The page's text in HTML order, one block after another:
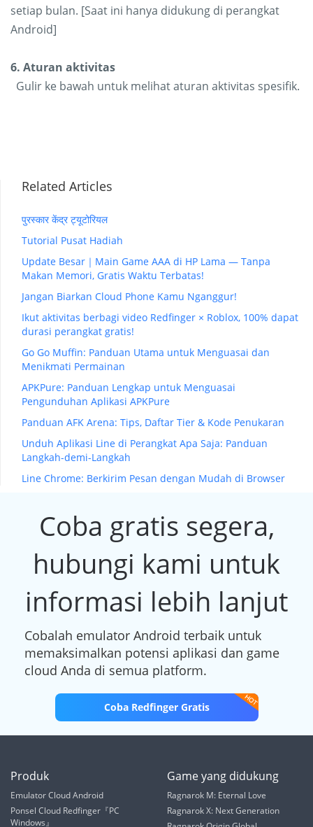
setiap bulan. [Saat ini hanya didukung di perangkat
Android]
6. Aturan aktivitas
Gulir ke bawah untuk melihat aturan aktivitas spesifik.
Related Articles
पुरस्कार केंद्र ट्यूटोरियल
Tutorial Pusat Hadiah
Update Besar｜Main Game AAA di HP Lama — Tanpa
Makan Memori, Gratis Waktu Terbatas!
Jangan Biarkan Cloud Phone Kamu Nganggur!
Ikut aktivitas berbagi video Redfinger × Roblox, 100% dapat
durasi perangkat gratis!
Go Go Muffin: Panduan Utama untuk Menguasai dan
Menikmati Permainan
APKPure: Panduan Lengkap untuk Menguasai
Pengunduhan Aplikasi APKPure
Panduan AFK Arena: Tips, Daftar Tier & Kode Penukaran
Unduh Aplikasi Line di Perangkat Apa Saja: Panduan
Langkah-demi-Langkah
Line Chrome: Berkirim Pesan dengan Mudah di Browser
Coba gratis segera,
hubungi kami untuk
informasi lebih lanjut
Cobalah emulator Android terbaik untuk
memaksimalkan potensi aplikasi dan game
cloud Anda di semua platform.
Coba Redfinger Gratis
Produk
Emulator Cloud Android
Ponsel Cloud Redfinger『PC
Windows』
Game yang didukung
Ragnarok M: Eternal Love
Ragnarok X: Next Generation